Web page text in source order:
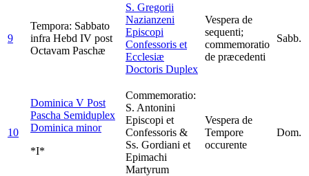
9
Tempora: Sabbato
infra Hebd IV post
Octavam Paschæ
S. Gregorii
Nazianzeni
Episcopi
Confessoris et
Ecclesiæ
Doctoris Duplex
Vespera de
sequenti;
commemoratio
de præcedenti
Sabb.
10
Dominica V Post
Pascha Semiduplex
Dominica minor
*I*
Commemoratio:
S. Antonini
Episcopi et
Confessoris &
Ss. Gordiani et
Epimachi
Martyrum
Vespera de
Tempore
occurente
Dom.